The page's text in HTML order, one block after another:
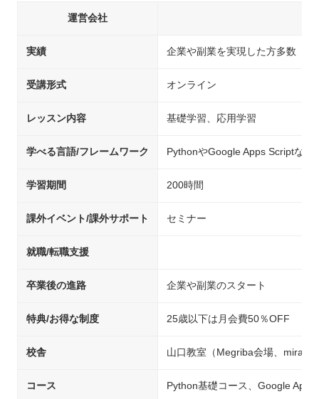
運営会社
実績 企業や副業を実現した方多数
受講形式 オンライン
レッスン内容 基礎学習、応用学習
学べる言語/フレームワーク PythonやGoogle Apps Scriptなど
学習期間 200時間
課外イベント/課外サポート セミナー
就職/転職支援
卒業後の進路 企業や副業のスタート
特典/お得な制度 25歳以下は月会費50％OFF
校舎 山口教室（Megriba会場、
コース Python基礎コース、Google